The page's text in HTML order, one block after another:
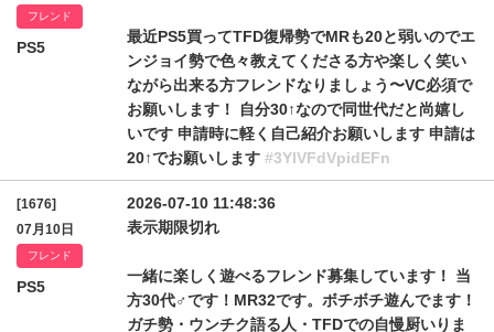
フレンド
PS5
最近PS5買ってTFD復帰勢でMRも20と弱いのでエ
ンジョイ勢で色々教えてくださる方や楽しく笑い
ながら出来る方フレンドなりましょう〜VC必須で
お願いします！ 自分30↑なので同世代だと尚嬉し
いです 申請時に軽く自己紹介お願いします 申請は
20↑でお願いします #3YlVFdVpidEFn
[1676]
07月10日
フレンド
PS5
2026-07-10 11:48:36
表示期限切れ
一緒に楽しく遊べるフレンド募集しています！ 当
方30代♂です！MR32です。ボチボチ遊んでます！
ガチ勢・ウンチク語る人・TFDでの自慢厨いりま